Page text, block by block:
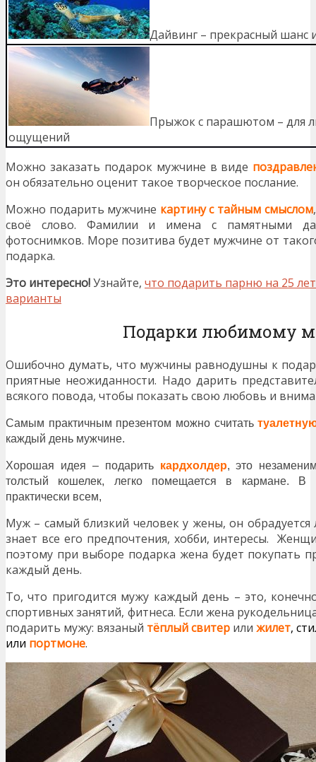
Дайвинг – прекрасный
Прыжок с парашютом – для
ощущений
Можно заказать подарок мужчине в виде
он обязательно оценит такое творческое послание.
Можно подарить мужчине картину с тайным смыслом
своё слово. Фамилии и имена с памятными
фотоснимков. Море позитива будет мужчине от
подарка.
Это интересно!Узнайте, что подарить парню на 25
варианты
Подарки любимому
Ошибочно думать, что мужчины равнодушны к
приятные неожиданности. Надо дарить
всякого повода, чтобы показать свою любовь и
Самым практичным презентом можно считать
каждый день мужчине.
Хорошая идея – подарить кардхолдер, это
толстый кошелек, легко помещается в кармане. В
практически всем,
Муж – самый близкий человек у жены, он
знает все его предпочтения, хобби, интересы.
поэтому при выборе подарка жена будет покупать
каждый день.
То, что пригодится мужу каждыйдень – это,
спортивных занятий, фитнеса. Если жена
подарить мужу: вязаный тёплый свитер или жилет,
или портмоне.